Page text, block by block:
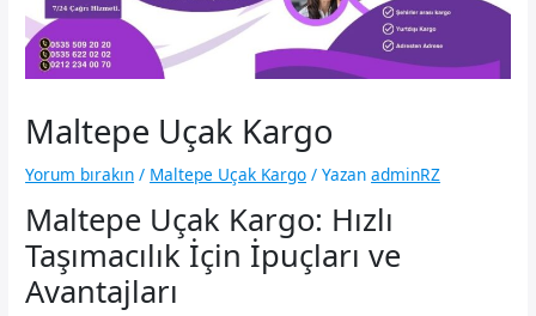
Maltepe Uçak Kargo
Yorum bırakın / Maltepe Uçak Kargo / Yazan adminRZ
Maltepe Uçak Kargo: Hızlı
Taşımacılık İçin İpuçları ve
Avantajları